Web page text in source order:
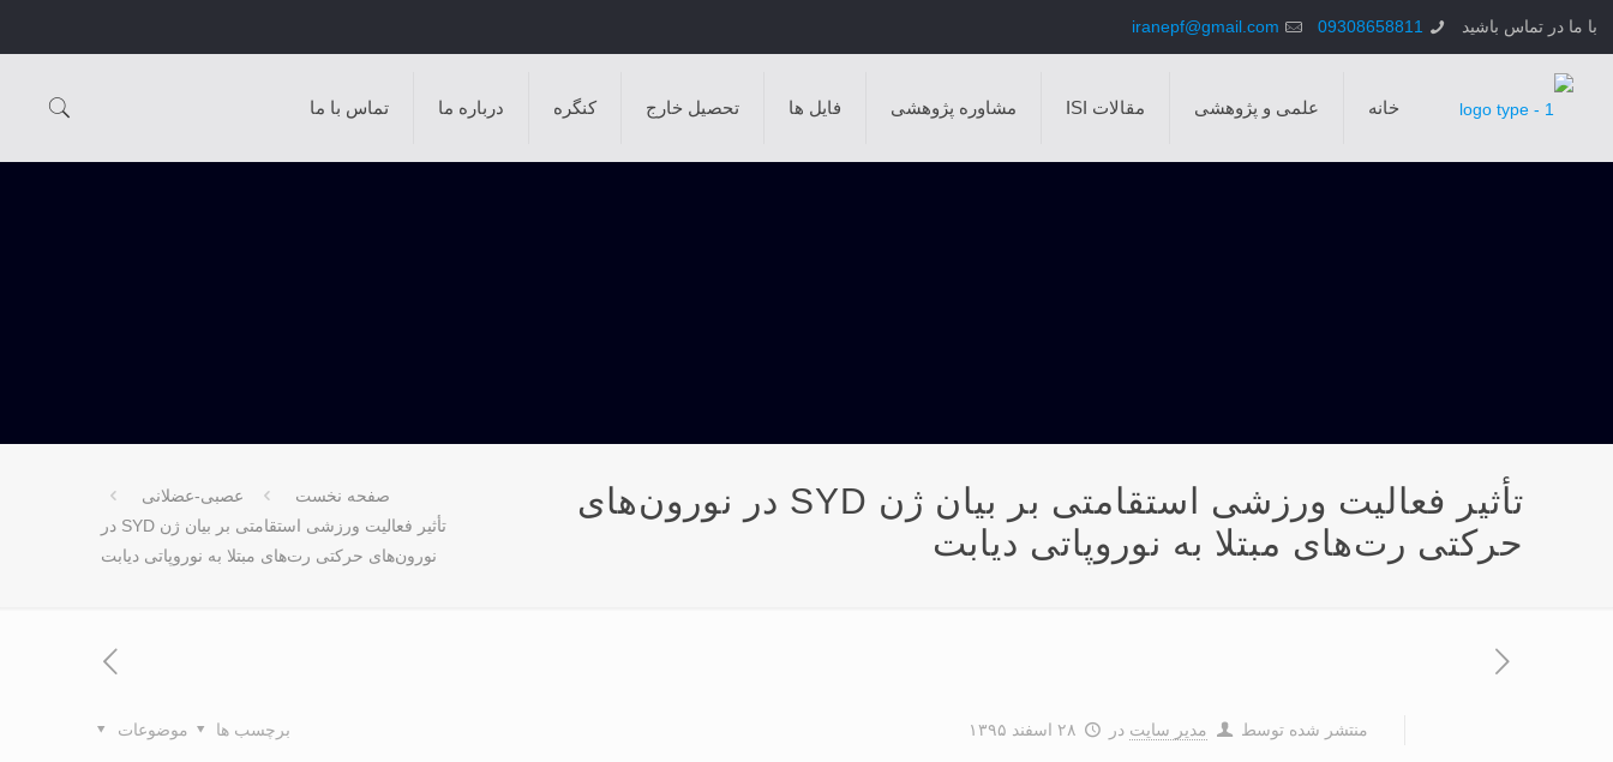
با ما در تماس باشید 09308658811
iranepf@gmail.com
خانه علمی و پژوهشی مقالات ISI مشاوره پژوهشی فایل ها تحصیل خارج کنگره درباره ما تماس با ما
تأثیر فعالیت ورزشی استقامتی بر بیان ژن SYD در نورون‌های
حرکتی رت‌های مبتلا به نوروپاتی دیابت
صفحه نخست
عصبی-عضلانی
تأثیر فعالیت ورزشی استقامتی بر بیان ژن SYD در
نورون‌های حرکتی رت‌های مبتلا به نوروپاتی دیابت
منتشر شده توسط مدیر سایت در ۲۸ اسفند ۱۳۹۵ موضوعات برچسب ها